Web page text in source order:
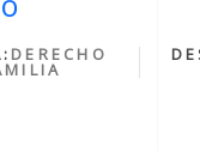
DERECHO